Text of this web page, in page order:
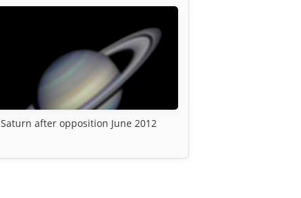
Saturn after opposition June 2012